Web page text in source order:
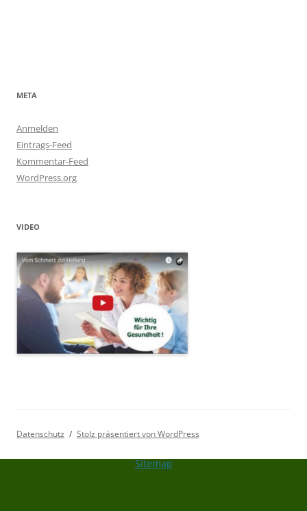
META
Anmelden
Eintrags-Feed
Kommentar-Feed
WordPress.org
VIDEO
Datenschutz Stolz präsentiert von WordPress
Sitemap